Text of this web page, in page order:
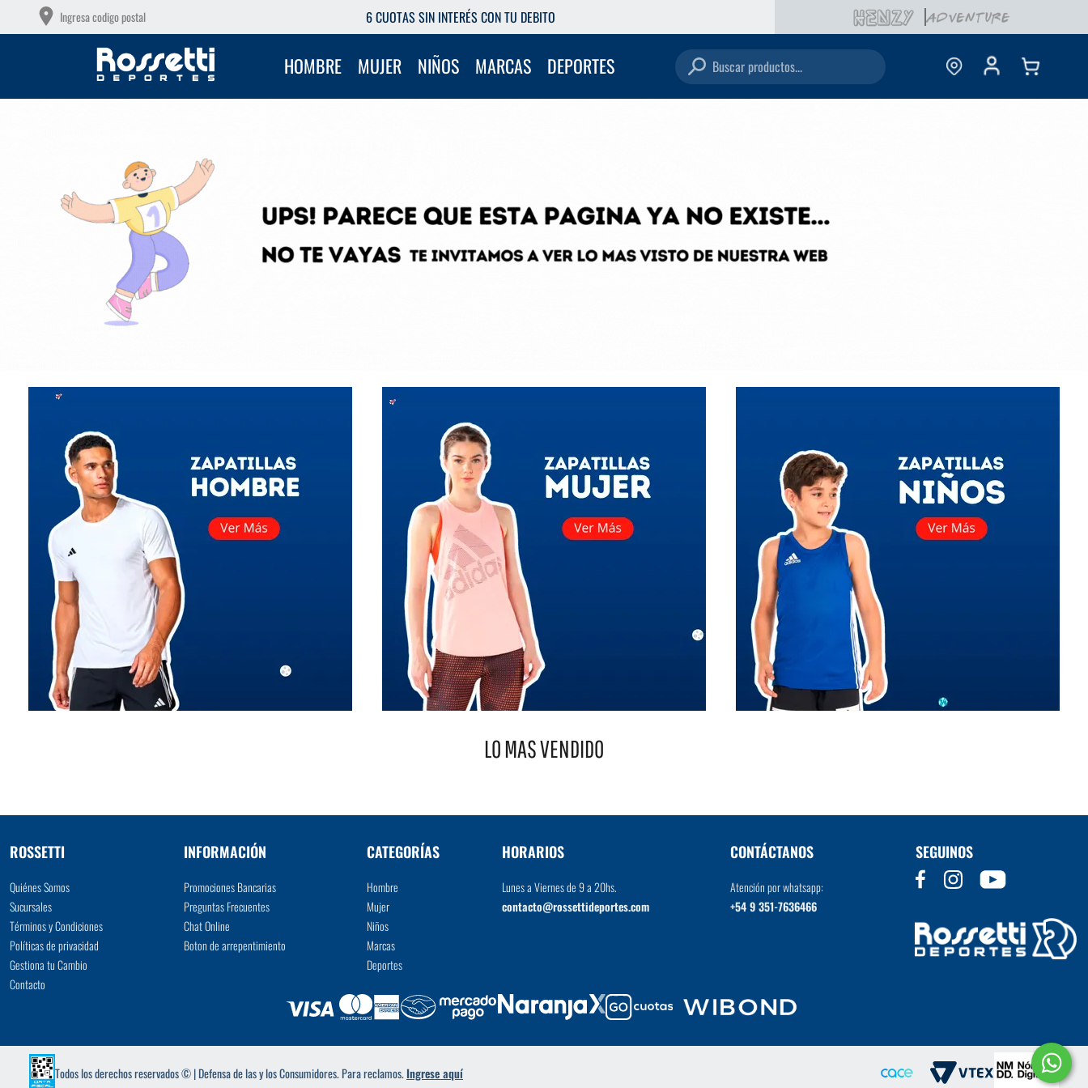
Ingresa codigo postal6 CUOTAS SIN INTERÉS CON TU DEBITO RETIRÁ GRATIS EN NUESTRAS SUCURSALES
HOMBRE MUJER NIÑOS MARCAS DEPORTES Buscar productos...
VER MÁS
LO MAS VENDIDO
ROSSETTI
Quiénes Somos
Sucursales
Términos y Condiciones
Políticas de privacidad
Gestiona tu Cambio
Contacto
INFORMACIÓN
Promociones Bancarias
Preguntas Frecuentes
Chat Online
Boton de arrepentimiento
CATEGORÍAS
Hombre
Mujer
Niños
Marcas
Deportes
HORARIOS
Lunes a Viernes de 9 a 20hs.
contacto@rossettideportes.com
CONTÁCTANOS
Atención por whatsapp:
+54 9 351-7636466
SEGUINOS
Todos los derechos reservados © | Defensa de las y los Consumidores. Para reclamos.Ingrese aquí